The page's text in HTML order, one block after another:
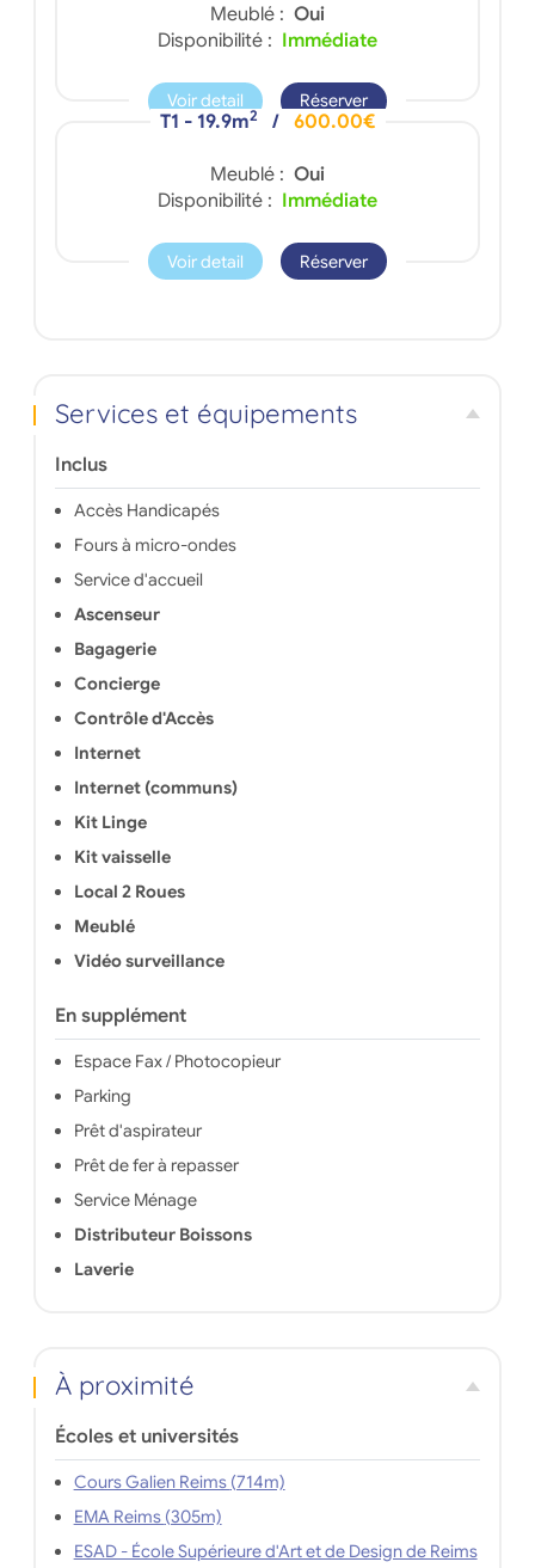
Meublé : Oui
Disponibilité : Immédiate
Voir detail Réserver
T1 - 19.9m2 / 600.00€
Meublé : Oui
Disponibilité : Immédiate
Voir detail Réserver
Services et équipements
Inclus
Accès Handicapés
Fours à micro-ondes
Service d'accueil
Ascenseur
Bagagerie
Concierge
Contrôle d'Accès
Internet
Internet (communs)
Kit Linge
Kit vaisselle
Local 2 Roues
Meublé
Vidéo surveillance
En supplément
Espace Fax / Photocopieur
Parking
Prêt d'aspirateur
Prêt de fer à repasser
Service Ménage
Distributeur Boissons
Laverie
À proximité
Écoles et universités
Cours Galien Reims (714m)
EMA Reims (305m)
ESAD - École Supérieure d'Art et de Design de Reims